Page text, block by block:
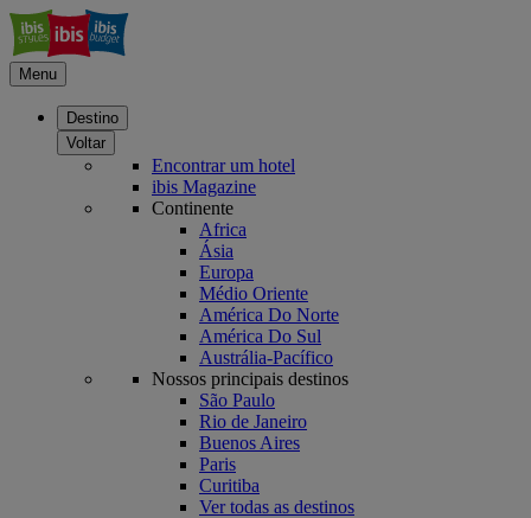
Menu
Destino
Voltar
Encontrar um hotel
ibis Magazine
Continente
Africa
Ásia
Europa
Médio Oriente
América Do Norte
América Do Sul
Austrália-Pacífico
Nossos principais destinos
São Paulo
Rio de Janeiro
Buenos Aires
Paris
Curitiba
Ver todas as destinos